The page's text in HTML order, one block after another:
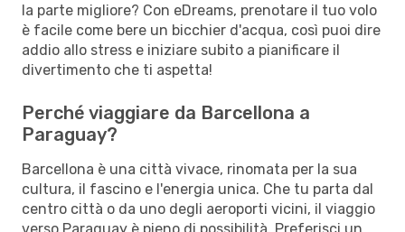
la parte migliore? Con eDreams, prenotare il tuo volo
è facile come bere un bicchier d'acqua, così puoi dire
addio allo stress e iniziare subito a pianificare il
divertimento che ti aspetta!
Perché viaggiare da Barcellona a
Paraguay?
Barcellona è una città vivace, rinomata per la sua
cultura, il fascino e l'energia unica. Che tu parta dal
centro città o da uno degli aeroporti vicini, il viaggio